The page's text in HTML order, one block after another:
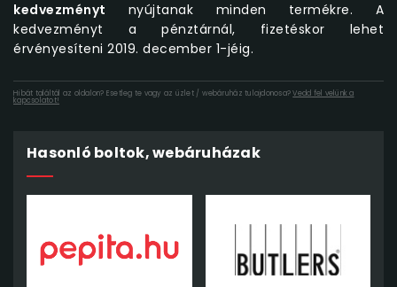
kedvezményt nyújtanak minden termékre. A
kedvezményt a pénztárnál, fizetéskor lehet
érvényesíteni 2019. december 1-jéig.
Hibát találtál az oldalon? Esetleg te vagy az üzlet / webáruház tulajdonosa?Vedd fel velünk a
kapcsolatot!
Hasonló boltok, webáruházak